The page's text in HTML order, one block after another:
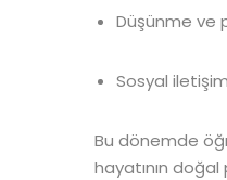
Düşünme ve
Sosyal
Bu dönemde
hayatının